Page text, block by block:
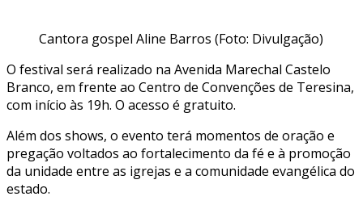
Cantora gospel Aline Barros (Foto: Divulgação)
O festival será realizado na Avenida Marechal Castelo
Branco, em frente ao Centro de Convenções de Teresina,
com início às 19h. O acesso é gratuito.
Além dos shows, o evento terá momentos de oração e
pregação voltados ao fortalecimento da fé e à promoção
da unidade entre as igrejas e a comunidade evangélica do
estado.